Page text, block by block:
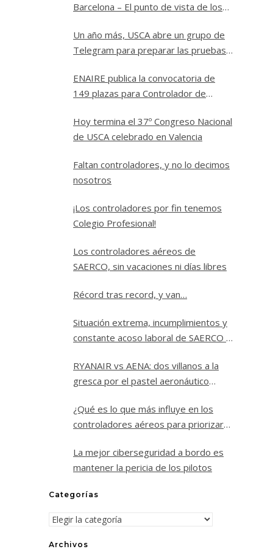
Barcelona – El punto de vista de los
Un año más, USCA abre un grupo de
Telegram para preparar las pruebas
ENAIRE publica la convocatoria de
149 plazas para Controlador de
Hoy termina el 37º Congreso Nacional
de USCA celebrado en Valencia
Faltan controladores, y no lo decimos
nosotros
¡Los controladores por fin tenemos
Colegio Profesional!
Los controladores aéreos de
SAERCO, sin vacaciones ni días libres
Récord tras record, y van…
Situación extrema, incumplimientos y
constante acoso laboral de SAERCO a
RYANAIR vs AENA: dos villanos a la
gresca por el pastel aeronáutico
¿Qué es lo que más influye en los
controladores aéreos para priorizar
La mejor ciberseguridad a bordo es
mantener la pericia de los pilotos
Categorías
Categorías
Archivos